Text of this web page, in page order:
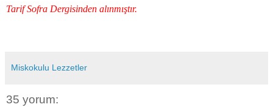
Tarif Sofra Dergisinden alınmıştır.
Miskokulu Lezzetler
35 yorum: